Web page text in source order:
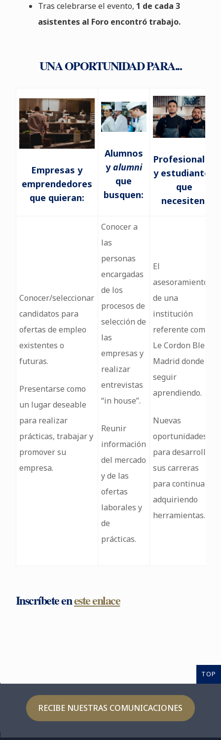
Tras celebrarse el evento, 1 de cada 3
asistentes al Foro encontró trabajo.
UNA OPORTUNIDAD PARA...
Empresas y
emprendedores
que quieran:
Alumnos
yalumni
que
busquen:
Profesionales
y estudiantes
que
necesiten:
Conocer/seleccionar
candidatos para
ofertas de empleo
existentes o
futuras.
Presentarse como
un lugar deseable
para realizar
prácticas, trabajar y
promover su
empresa.
Conocer a
las
personas
encargadas
de los
procesos de
selección de
las
empresas y
realizar
entrevistas
“in house”.
Reunir
información
del mercado
y de las
ofertas
laborales y
de
prácticas.
El
asesoramiento
de una
institución
referente como
Le Cordon Bleu
Madrid donde
seguir
aprendiendo.
Nuevas
oportunidades
para desarrollar
sus carreras
para continuar
adquiriendo
herramientas.
Inscríbete eneste enlace
TOP
RECIBE NUESTRAS COMUNICACIONES